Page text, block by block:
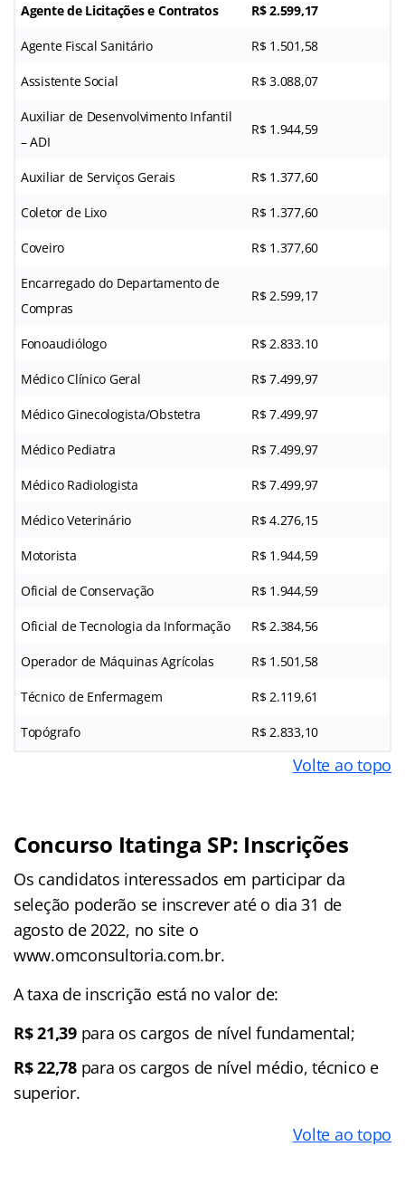
Agente de Licitações e Contratos R$ 2.599,17
Agente Fiscal Sanitário R$ 1.501,58
Assistente Social R$ 3.088,07
Auxiliar de Desenvolvimento Infantil
– ADI
R$ 1.944,59
Auxiliar de Serviços Gerais R$ 1.377,60
Coletor de Lixo R$ 1.377,60
Coveiro R$ 1.377,60
Encarregado do Departamento de
Compras
R$ 2.599,17
Fonoaudiólogo R$ 2.833.10
Médico Clínico Geral R$ 7.499,97
Médico Ginecologista/Obstetra R$ 7.499,97
Médico Pediatra R$ 7.499,97
Médico Radiologista R$ 7.499,97
Médico Veterinário R$ 4.276,15
Motorista R$ 1.944,59
Oficial de Conservação R$ 1.944,59
Oficial de Tecnologia da Informação R$ 2.384,56
Operador de Máquinas Agrícolas R$ 1.501,58
Técnico de Enfermagem R$ 2.119,61
Topógrafo R$ 2.833,10
Volte ao topo
Concurso Itatinga SP: Inscrições
Os candidatos interessados em participar da
seleção poderão se inscrever até o dia 31 de
agosto de 2022, no site o
www.omconsultoria.com.br.
A taxa de inscrição está no valor de:
R$ 21,39para os cargos de nível fundamental;
R$ 22,78para os cargos de nível médio, técnico e
superior.
Volte ao topo